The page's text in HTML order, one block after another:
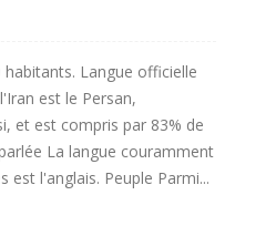
Langue officielle
est le Persan,
et est compris par 83% de
La langue couramment
est l'anglais. Peuple Parmi...